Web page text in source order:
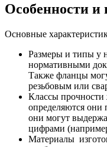
Особенности и
Основные
Размеры и типы у
нормативными
Также фланцы
резьбовым или
Классы
определяются они
они могут
цифрами
Материалы